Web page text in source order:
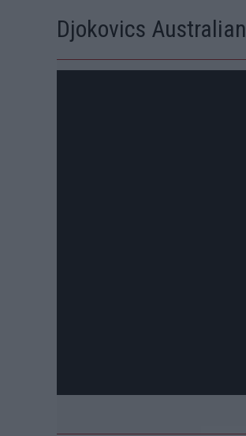
Djokovics